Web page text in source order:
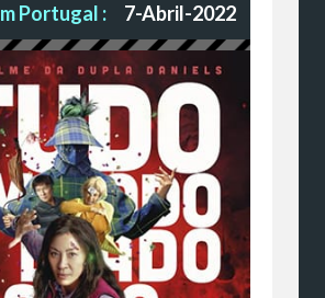
Portugal : 7-Abril-2022